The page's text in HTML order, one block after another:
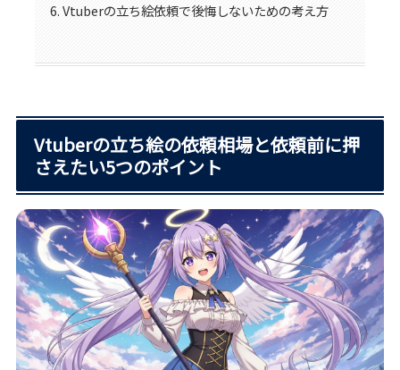
Vtuberの立ち絵依頼で後悔しないための考え方
Vtuberの立ち絵の依頼相場と依頼前に押
さえたい5つのポイント